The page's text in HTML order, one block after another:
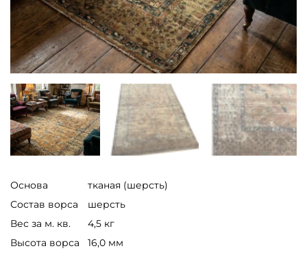
Основа
тканая (шерсть)
Состав ворса
шерсть
Вес за м. кв.
4,5 кг
Высота ворса
16,0 мм